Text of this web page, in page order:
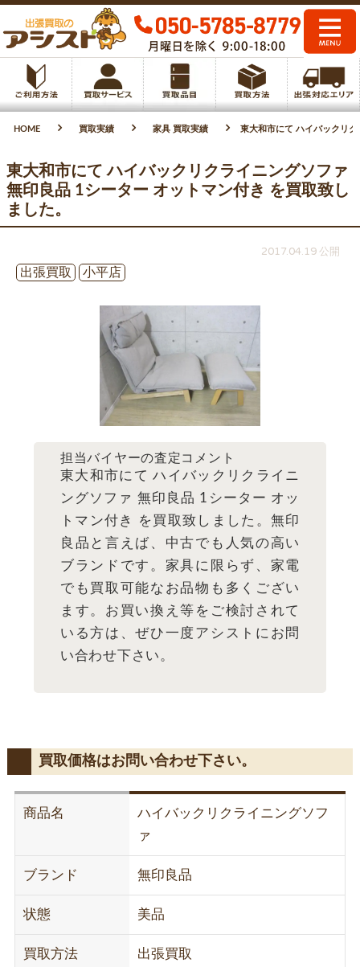
HOME 買取実績 家具 買取実績 東大和市にて ハイバックリ
東大和市にて ハイバックリクライニングソファ
無印良品 1シーター オットマン付き を買取致し
ました。
2017.04.19 公開
出張買取
小平店
担当バイヤーの査定コメント
東大和市にて ハイバックリクライニ
ングソファ 無印良品 1シーター オッ
トマン付き を買取致しました。無印
良品と言えば、中古でも人気の高い
ブランドです。家具に限らず、家電
でも買取可能なお品物も多くござい
ます。お買い換え等をご検討されて
いる方は、ぜひ一度アシストにお問
い合わせ下さい。
買取価格はお問い合わせ下さい。
商品名
ハイバックリクライニングソフ
ァ
ブランド 無印良品
状態 美品
買取方法 出張買取